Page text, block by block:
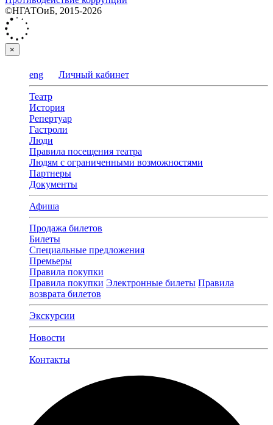
©НГАТОиБ, 2015-2026
×
eng Личный кабинет
Театр
История
Репертуар
Гастроли
Люди
Правила посещения театра
Людям с ограниченными возможностями
Партнеры
Документы
Афиша
Продажа билетов
Билеты
Специальные предложения
Премьеры
Правила покупки
Правила покупки Электронные билеты Правила
возврата билетов
Экскурсии
Новости
Контакты